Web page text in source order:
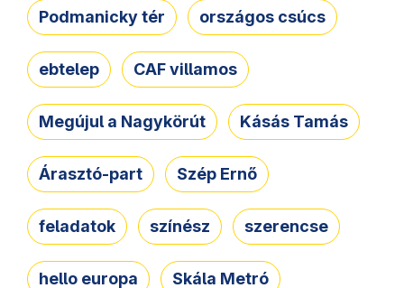
Podmanicky tér országos csúcs
ebtelep CAF villamos
Megújul a Nagykörút Kásás Tamás
Árasztó-part Szép Ernő
feladatok színész szerencse
hello europa Skála Metró